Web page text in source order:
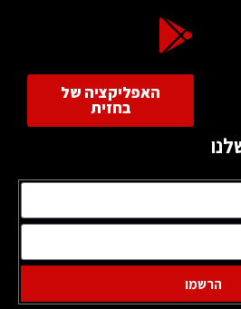
האפליקציה של
בחזית
הרשמו